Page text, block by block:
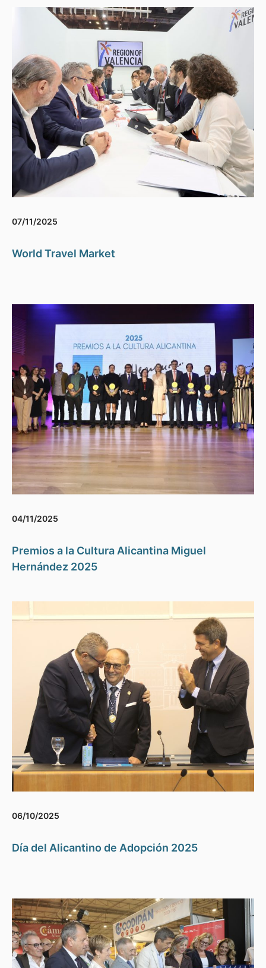
07/11/2025
World Travel Market
04/11/2025
Premios a la Cultura Alicantina Miguel
Hernández 2025
06/10/2025
Día del Alicantino de Adopción 2025